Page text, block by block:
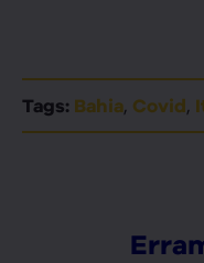
Tags: Bahia, Covid,